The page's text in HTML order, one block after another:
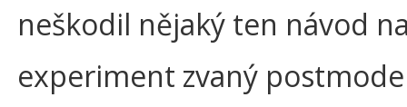
neškodil nějaký ten návod
experiment zvaný